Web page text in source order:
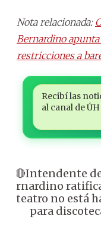
Nota relacionada:
Bernardino
restricciones a
Recibí las
al canal de
🔴Intendente
Bernardino
no está
para